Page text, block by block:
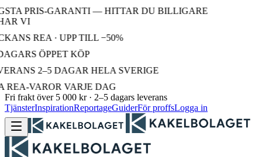
PRIS-GARANTI — HITTAR DU BILLIGARE
VI
REA · UPP TILL −50%
ÖPPET KÖP
2–5 DAGAR HELA SVERIGE
VAROR VARJE DAG
Fri frakt över 5 000 kr · 2–5 dagars leverans
TjänsterInspirationReportageGuiderFör proffsLogga in